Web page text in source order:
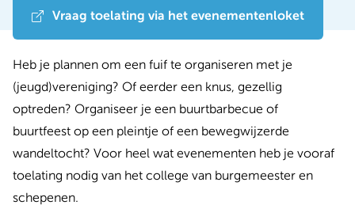
Vraag toelating via het evenementenloket
Heb je plannen om een fuif te organiseren met je
(jeugd)vereniging? Of eerder een knus, gezellig
optreden? Organiseer je een buurtbarbecue of
buurtfeest op een pleintje of een bewegwijzerde
wandeltocht? Voor heel wat evenementen heb je vooraf
toelating nodig van het college van burgemeester en
schepenen.